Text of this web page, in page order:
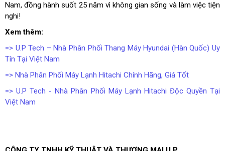
Nam, đồng hành suốt 25 năm vì không gian sống và làm việc tiện
nghi!
Xem thêm:
=> U.P Tech – Nhà Phân Phối Thang Máy Hyundai (Hàn Quốc) Uy
Tín Tại Việt Nam
=> Nhà Phân Phối Máy Lạnh Hitachi Chính Hãng, Giá Tốt
=>U.P Tech - Nhà Phân Phối Máy Lạnh Hitachi Độc Quyền Tại
Việt Nam